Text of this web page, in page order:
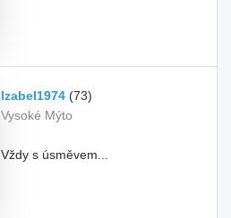
Izabel1974 (73)
Vysoké Mýto
Vždy s úsměvem...